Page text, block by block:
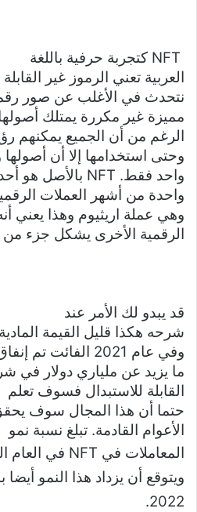
NFT كتجربة حرفية باللغة
العربية تعني الرموز غير
نتحدث في الأغلب عن صور
مميزة غير مكررة يمتلك
الرغم من أن الجميع يمكنهم
وحتى استخدامها إلا أن
واحد فقط. NFT بالأصل هو
واحدة من أشهر العملات
وهي عملة اريثيوم وهذا يعني
الرقمية الأخرى يشكل جزء من
قد يبدو لك الأمر عند
شرحه هكذا قليل القيمة
وفي عام 2021 الفائت تم إنفاق
ما يزيد عن ملياري دولار في
القابلة للاستبدال فسوف تعلم
حتما أن هذا المجال سوف
الأعوام القادمة. تبلغ نسبة نمو
المعاملات في NFT
ويتوقع أن يزداد هذا النمو
2022.